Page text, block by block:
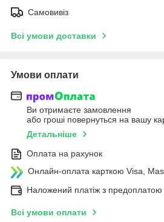
Самовивіз
Всі умови доставки
Умови оплати
Ви отримаєте замовлення
або гроші повернуться на вашу
Детальніше
Оплата на рахунок
Онлайн-оплата карткою Visa,
Наложений платіж з предоплатою
Всі умови оплати